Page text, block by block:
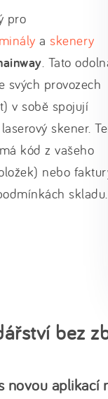
pro
askenery
. Tato
svých provozech
v sobě spojují
skener.
kód z vašeho
nebo
skladu.
bez
novou aplikací